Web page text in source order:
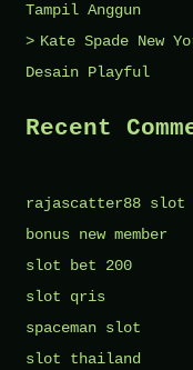
Tampil Anggun
Kate Spade New
Desain Playful
Recent
rajascatter88 slot
bonus new member
slot bet 200
slot qris
spaceman slot
slot thailand